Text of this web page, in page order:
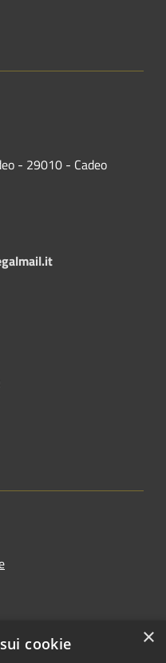
- 29010 - Cadeo
×
cookie